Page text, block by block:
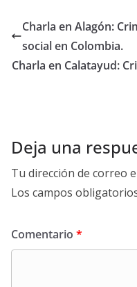
Charla en Alagón:
social en Colombia.
Charla en Calatayud:
Deja una
Tu dirección de correo
Los campos
Comentario *